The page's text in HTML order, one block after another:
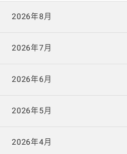
2026年8月
2026年7月
2026年6月
2026年5月
2026年4月